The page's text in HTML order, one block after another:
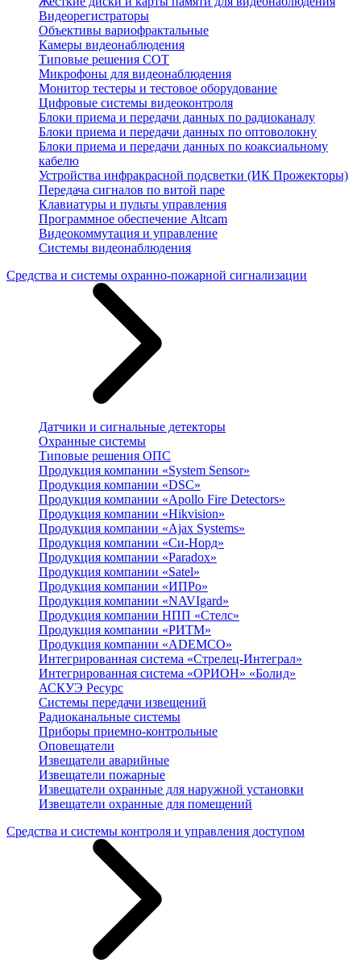
Видеорегистраторы
Объективы вариофрактальные
Камеры видеонаблюдения
Типовые решения СОТ
Микрофоны для видеонаблюдения
Монитор тестеры и тестовое оборудование
Цифровые системы видеоконтроля
Блоки приема и передачи данных по радиоканалу
Блоки приема и передачи данных по оптоволокну
Блоки приема и передачи данных по коаксиальному
кабелю
Устройства инфракрасной подсветки (ИК Прожекторы)
Передача сигналов по витой паре
Клавиатуры и пульты управления
Программное обеспечение Altcam
Видеокоммутация и управление
Системы видеонаблюдения
Средства и системы охранно-пожарной сигнализации
Датчики и сигнальные детекторы
Охранные системы
Типовые решения ОПС
Продукция компании «System Sensor»
Продукция компании «DSC»
Продукция компании «Apollo Fire Detectors»
Продукция компании «Hikvision»
Продукция компании «Ajax Systems»
Продукция компании «Си-Норд»
Продукция компании «Paradox»
Продукция компании «Satel»
Продукция компании «ИПРо»
Продукция компании «NAVIgard»
Продукция компании НПП «Стелс»
Продукция компании «РИТМ»
Продукция компании «ADEMCO»
Интегрированная система «Стрелец-Интеграл»
Интегрированная система «ОРИОН» «Болид»
АСКУЭ Ресурс
Системы передачи извещений
Радиоканальные системы
Приборы приемно-контрольные
Оповещатели
Извещатели аварийные
Извещатели пожарные
Извещатели охранные для наружной установки
Извещатели охранные для помещений
Средства и системы контроля и управления доступом